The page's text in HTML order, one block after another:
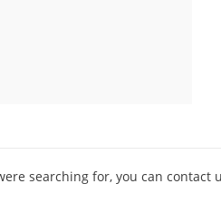
searching for, you can contact